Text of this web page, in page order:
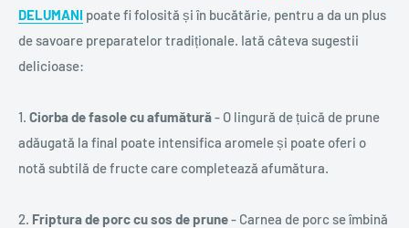
DELUMANI poate fi folosită și în bucătărie, pentru a da un plus
de savoare preparatelor tradiționale. Iată câteva sugestii
delicioase:
1. Ciorba de fasole cu afumătură- O lingură de țuică de prune
adăugată la final poate intensifica aromele și poate oferi o
notă subtilă de fructe care completează afumătura.
2. Friptura de porc cu sos de prune- Carnea de porc se îmbină